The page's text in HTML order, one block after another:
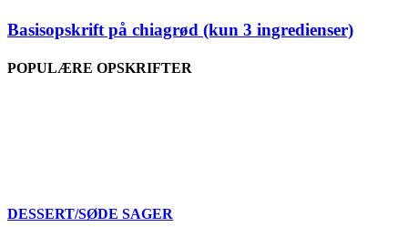
Basisopskrift på chiagrød (kun 3 ingredienser)
POPULÆRE OPSKRIFTER
DESSERT/SØDE SAGER